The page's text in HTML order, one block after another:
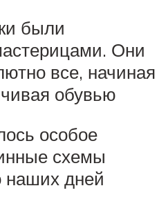
были
Они
все, начиная
обувью
особое
схемы
наших дней